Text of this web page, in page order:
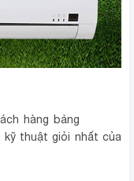
hàng bảng
thuật giỏi nhất của